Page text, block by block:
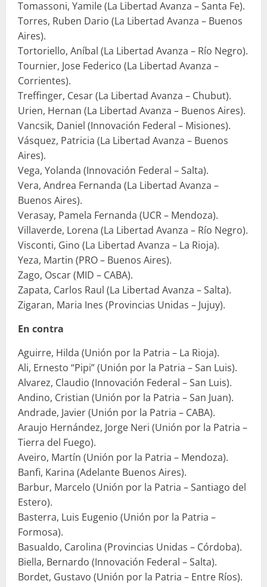
Tomassoni, Yamile (La Libertad Avanza – Santa Fe).
Torres, Ruben Dario (La Libertad Avanza – Buenos
Aires).
Tortoriello, Aníbal (La Libertad Avanza – Río Negro).
Tournier, Jose Federico (La Libertad Avanza –
Corrientes).
Treffinger, Cesar (La Libertad Avanza – Chubut).
Urien, Hernan (La Libertad Avanza – Buenos Aires).
Vancsik, Daniel (Innovación Federal – Misiones).
Vásquez, Patricia (La Libertad Avanza – Buenos
Aires).
Vega, Yolanda (Innovación Federal – Salta).
Vera, Andrea Fernanda (La Libertad Avanza –
Buenos Aires).
Verasay, Pamela Fernanda (UCR – Mendoza).
Villaverde, Lorena (La Libertad Avanza – Río Negro).
Visconti, Gino (La Libertad Avanza – La Rioja).
Yeza, Martin (PRO – Buenos Aires).
Zago, Oscar (MID – CABA).
Zapata, Carlos Raul (La Libertad Avanza – Salta).
Zigaran, Maria Ines (Provincias Unidas – Jujuy).
En contra
Aguirre, Hilda (Unión por la Patria – La Rioja).
Ali, Ernesto “Pipi” (Unión por la Patria – San Luis).
Alvarez, Claudio (Innovación Federal – San Luis).
Andino, Cristian (Unión por la Patria – San Juan).
Andrade, Javier (Unión por la Patria – CABA).
Araujo Hernández, Jorge Neri (Unión por la Patria –
Tierra del Fuego).
Aveiro, Martín (Unión por la Patria – Mendoza).
Banfi, Karina (Adelante Buenos Aires).
Barbur, Marcelo (Unión por la Patria – Santiago del
Estero).
Basterra, Luis Eugenio (Unión por la Patria –
Formosa).
Basualdo, Carolina (Provincias Unidas – Córdoba).
Biella, Bernardo (Innovación Federal – Salta).
Bordet, Gustavo (Unión por la Patria – Entre Ríos).